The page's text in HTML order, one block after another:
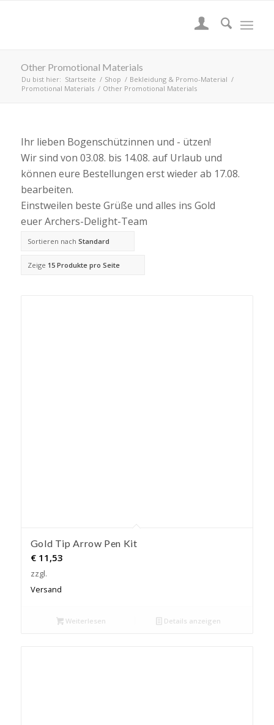
Other Promotional Materials
Du bist hier: Startseite / Shop / Bekleidung & Promo-Material /
Promotional Materials / Other Promotional Materials
Ihr lieben Bogenschützinnen und - ützen!
Wir sind von 03.08. bis 14.08. auf Urlaub und
können eure Bestellungen erst wieder ab 17.08.
bearbeiten.
Einstweilen beste Grüße und alles ins Gold
euer Archers-Delight-Team
Sortieren nach Standard
Zeige 15 Produkte pro Seite
Gold Tip Arrow Pen Kit
€11,53
zzgl.
Versand
Weiterlesen Details anzeigen